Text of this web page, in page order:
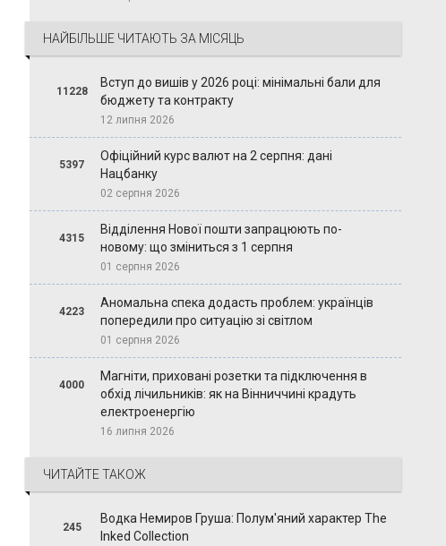
НАЙБІЛЬШЕ ЧИТАЮТЬ ЗА МІСЯЦЬ
11228
Вступ до вишів у 2026 році: мінімальні бали для
бюджету та контракту
12 липня 2026
5397
Офіційний курс валют на 2 серпня: дані
Нацбанку
02 серпня 2026
4315
Відділення Нової пошти запрацюють по-
новому: що зміниться з 1 серпня
01 серпня 2026
4223
Аномальна спека додасть проблем: українців
попередили про ситуацію зі світлом
01 серпня 2026
4000
Магніти, приховані розетки та підключення в
обхід лічильників: як на Вінниччині крадуть
електроенергію
16 липня 2026
ЧИТАЙТЕ ТАКОЖ
245
Водка Немиров Груша: Полум'яний характер The
Inked Collection